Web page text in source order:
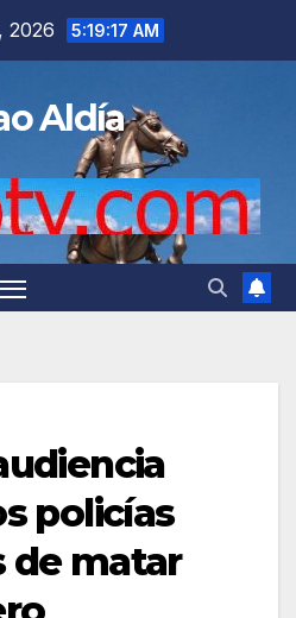
2026 5:19:18 AM
Aldía
policías
de matar